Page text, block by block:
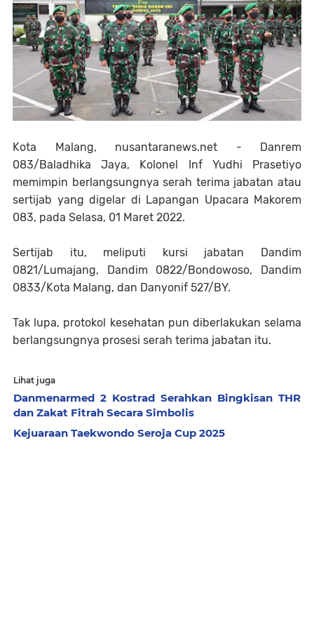
Kota Malang, nusantaranews.net - Danrem
083/Baladhika Jaya, Kolonel Inf Yudhi Prasetiyo
memimpin berlangsungnya serah terima jabatan atau
sertijab yang digelar di Lapangan Upacara Makorem
083, pada Selasa, 01 Maret 2022.
Sertijab itu, meliputi kursi jabatan Dandim
0821/Lumajang, Dandim 0822/Bondowoso, Dandim
0833/Kota Malang, dan Danyonif 527/BY.
Tak lupa, protokol kesehatan pun diberlakukan selama
berlangsungnya prosesi serah terima jabatan itu.
Lihat juga
Danmenarmed 2 Kostrad Serahkan Bingkisan THR
dan Zakat Fitrah Secara Simbolis
Kejuaraan Taekwondo Seroja Cup 2025